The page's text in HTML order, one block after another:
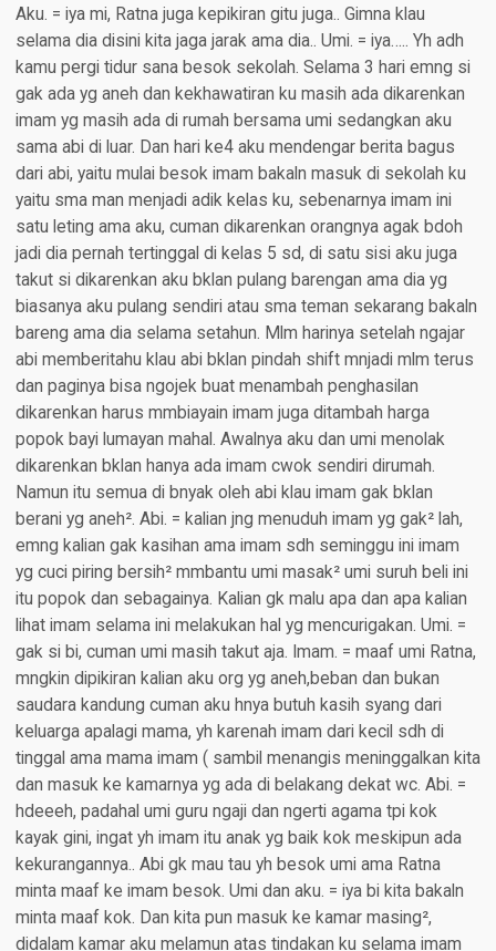
Aku. = iya mi, Ratna juga kepikiran gitu juga.. Gimna klau
selama dia disini kita jaga jarak ama dia.. Umi. = iya….. Yh adh
kamu pergi tidur sana besok sekolah. Selama 3 hari emng si
gak ada yg aneh dan kekhawatiran ku masih ada dikarenkan
imam yg masih ada di rumah bersama umi sedangkan aku
sama abi di luar. Dan hari ke4 aku mendengar berita bagus
dari abi, yaitu mulai besok imam bakaln masuk di sekolah ku
yaitu sma man menjadi adik kelas ku, sebenarnya imam ini
satu leting ama aku, cuman dikarenkan orangnya agak bdoh
jadi dia pernah tertinggal di kelas 5 sd, di satu sisi aku juga
takut si dikarenkan aku bklan pulang barengan ama dia yg
biasanya aku pulang sendiri atau sma teman sekarang bakaln
bareng ama dia selama setahun. Mlm harinya setelah ngajar
abi memberitahu klau abi bklan pindah shift mnjadi mlm terus
dan paginya bisa ngojek buat menambah penghasilan
dikarenkan harus mmbiayain imam juga ditambah harga
popok bayi lumayan mahal. Awalnya aku dan umi menolak
dikarenkan bklan hanya ada imam cwok sendiri dirumah.
Namun itu semua di bnyak oleh abi klau imam gak bklan
berani yg aneh². Abi. = kalian jng menuduh imam yg gak² lah,
emng kalian gak kasihan ama imam sdh seminggu ini imam
yg cuci piring bersih² mmbantu umi masak² umi suruh beli ini
itu popok dan sebagainya. Kalian gk malu apa dan apa kalian
lihat imam selama ini melakukan hal yg mencurigakan. Umi. =
gak si bi, cuman umi masih takut aja. Imam. = maaf umi Ratna,
mngkin dipikiran kalian aku org yg aneh,beban dan bukan
saudara kandung cuman aku hnya butuh kasih syang dari
keluarga apalagi mama, yh karenah imam dari kecil sdh di
tinggal ama mama imam ( sambil menangis meninggalkan kita
dan masuk ke kamarnya yg ada di belakang dekat wc. Abi. =
hdeeeh, padahal umi guru ngaji dan ngerti agama tpi kok
kayak gini, ingat yh imam itu anak yg baik kok meskipun ada
kekurangannya.. Abi gk mau tau yh besok umi ama Ratna
minta maaf ke imam besok. Umi dan aku. = iya bi kita bakaln
minta maaf kok. Dan kita pun masuk ke kamar masing²,
didalam kamar aku melamun atas tindakan ku selama imam